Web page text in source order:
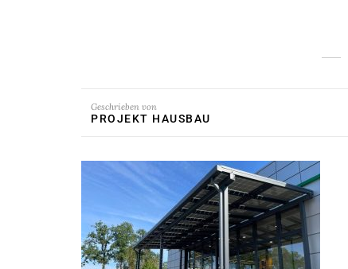
Geschrieben von
PROJEKT HAUSBAU